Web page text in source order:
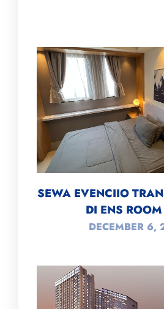
SEWA EVENCIIO
DI ENS
DECEMBER 6,